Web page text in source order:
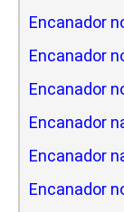
Encanador
Encanador
Encanador
Encanador
Encanador
Encanador